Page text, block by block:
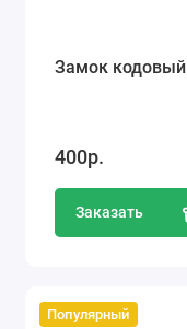
Замок кодовый
400р.
Заказать
Популярный